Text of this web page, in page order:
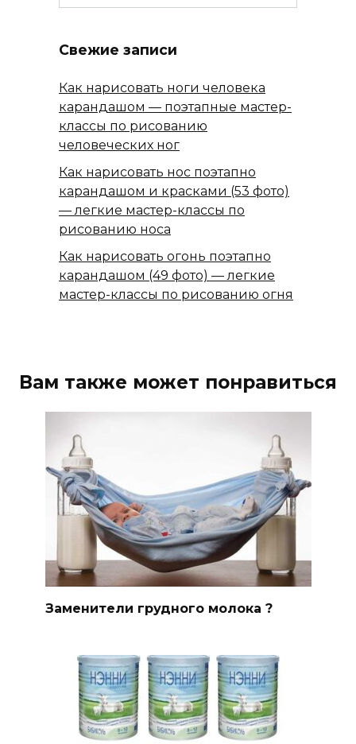
Свежие записи
Как нарисовать ноги человека
карандашом — поэтапные мастер-
классы по рисованию
человеческих ног
Как нарисовать нос поэтапно
карандашом и красками (53 фото)
— легкие мастер-классы по
рисованию носа
Как нарисовать огонь поэтапно
карандашом (49 фото) — легкие
мастер-классы по рисованию огня
Вам также может понравиться
Заменители грудного молока ?